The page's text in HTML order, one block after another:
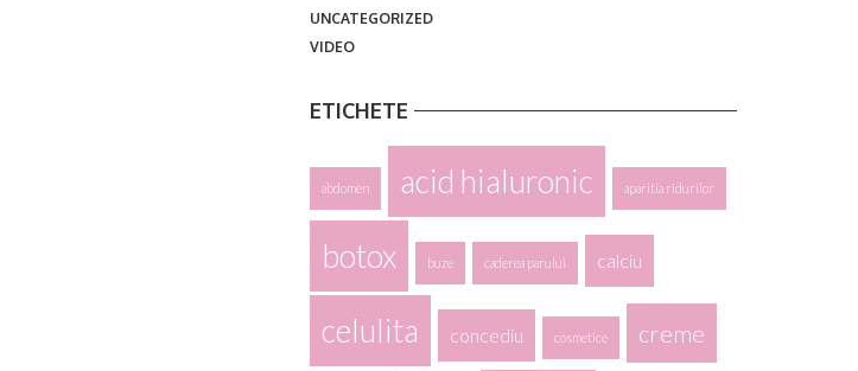
UNCATEGORIZED
VIDEO
ETICHETE
abdomen acid hialuronic aparitia ridurilor
botox buze caderea parului calciu
celulita concediu cosmetice creme